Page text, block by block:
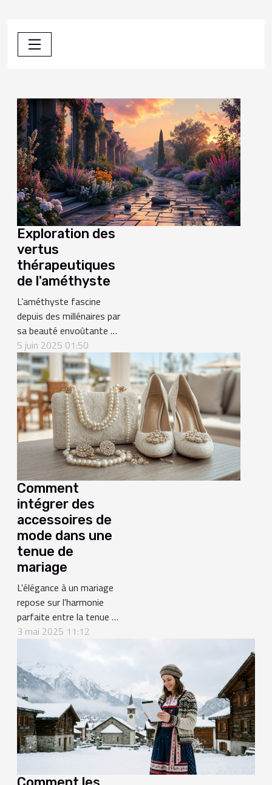
Exploration des
vertus
thérapeutiques
de l'améthyste
L’améthyste fascine
depuis des millénaires par
sa beauté envoûtante et
sa réputation de pierre
bienfaisante. Derrière ses
teintes violettes se
cachent de nombreuses
vertus thérapeutiques
que beaucoup cherchent
à explorer pour améliorer
leur bien-être au
quotidien. Découvrez
5 juin 2025 01:50
Comment
intégrer des
accessoires de
mode dans une
tenue de
mariage
L'élégance à un mariage
repose sur l'harmonie
parfaite entre la tenue et
les accessoires choisis.
pour compléter votre
look de façon distinguée
et subtile. Découvrez
comment marier avec
goût les accessoires de
mode à votre ensemble
pour une cérémonie
transformant...
3 mai 2025 11:12